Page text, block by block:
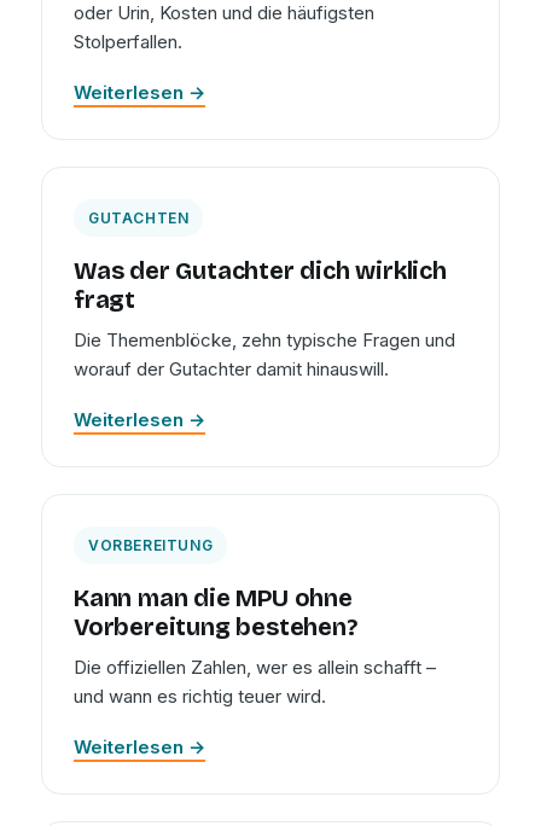
oder Urin, Kosten und die häufigsten
Stolperfallen.
Weiterlesen →
GUTACHTEN
Was der Gutachter dich wirklich
fragt
Die Themenblöcke, zehn typische Fragen und
worauf der Gutachter damit hinauswill.
Weiterlesen →
VORBEREITUNG
Kann man die MPU ohne
Vorbereitung bestehen?
Die offiziellen Zahlen, wer es allein schafft –
und wann es richtig teuer wird.
Weiterlesen →